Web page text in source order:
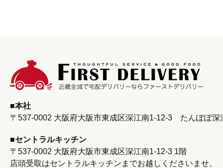
本社
〒537-0002 大阪府大阪市東成区深江南1-12-3 たんぽぽ
セントラルキッチン
〒537-0002 大阪府大阪市東成区深江南1‐12‐3 1階
店頭受取はセントラルキッチンまでお越しくださいませ。